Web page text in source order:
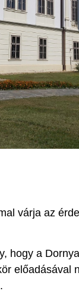
várja az
hogy a
előadásával